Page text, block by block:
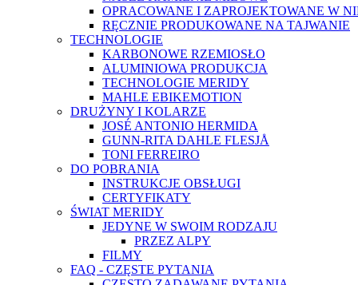
OPRACOWANE I ZAPROJEKTOWANE W
RĘCZNIE PRODUKOWANE NA TAJWANIE
TECHNOLOGIE
KARBONOWE RZEMIOSŁO
ALUMINIOWA PRODUKCJA
TECHNOLOGIE MERIDY
MAHLE EBIKEMOTION
DRUŻYNY I KOLARZE
JOSÉ ANTONIO HERMIDA
GUNN-RITA DAHLE FLESJÅ
TONI FERREIRO
DO POBRANIA
INSTRUKCJE OBSŁUGI
CERTYFIKATY
ŚWIAT MERIDY
JEDYNE W SWOIM RODZAJU
PRZEZ ALPY
FILMY
FAQ - CZĘSTE PYTANIA